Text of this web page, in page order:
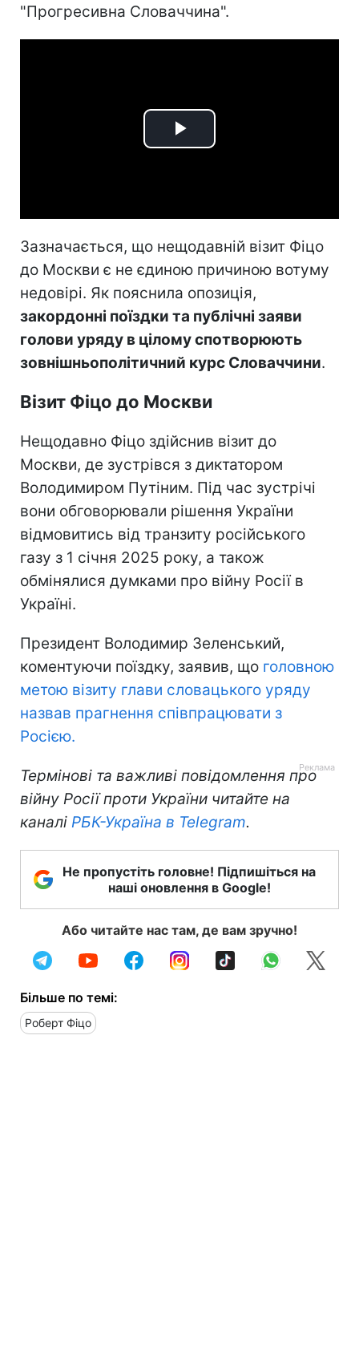
"Прогресивна Словаччина".
Play
Зазначається, що нещодавній візит Фіцо
до Москви є не єдиною причиною вотуму
недовірі. Як пояснила опозиція,
закордонні поїздки та публічні заяви
голови уряду в цілому спотворюють
зовнішньополітичний курс Словаччини.
Візит Фіцо до Москви
Нещодавно Фіцо здійснив візит до
Москви, де зустрівся з диктатором
Володимиром Путіним. Під час зустрічі
вони обговорювали рішення України
відмовитись від транзиту російського
газу з 1 січня 2025 року, а також
обмінялися думками про війну Росії в
Україні.
Президент Володимир Зеленський,
коментуючи поїздку, заявив, що головною
метою візиту глави словацького уряду
назвав прагнення співпрацювати з
Росією.
Термінові та важливі повідомлення про
війну Росії проти України читайте на
каналі РБК-Україна в Telegram.
Не пропустіть головне! Підпишіться на
наші оновлення в Google!
Або читайте нас там, де вам зручно!
Більше по темі:
Роберт Фіцо